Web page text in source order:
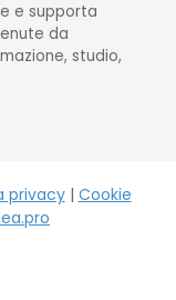
e supporta
da
studio,
privacy| Cookie